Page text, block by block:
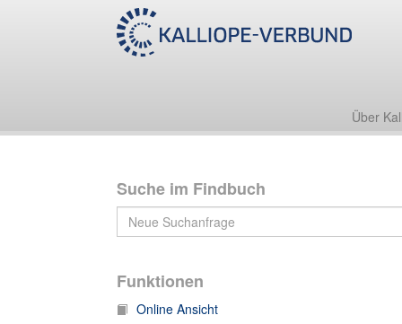
Über
Suche im Findbuch
Funktionen
Online Ansicht
55 Nachl 100 (Schott-Archiv)
55 Nachl 100/B (Schott-Archiv. Korrespondenz)